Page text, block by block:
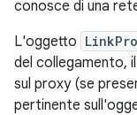
conosce di una
L'oggetto
del collegamento,
sul proxy (se
pertinente